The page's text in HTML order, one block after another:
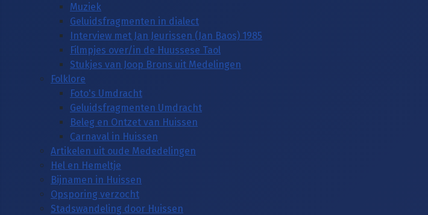
Muziek
Geluidsfragmenten in dialect
Interview met Jan Jeurissen (Jan Baos) 1985
Filmpjes over/in de Huussese Taol
Stukjes van Joop Brons uit Medelingen
Folklore
Foto's Umdracht
Geluidsfragmenten Umdracht
Beleg en Ontzet van Huissen
Carnaval in Huissen
Artikelen uit oude Mededelingen
Hel en Hemeltje
Bijnamen in Huissen
Opsporing verzocht
Stadswandeling door Huissen